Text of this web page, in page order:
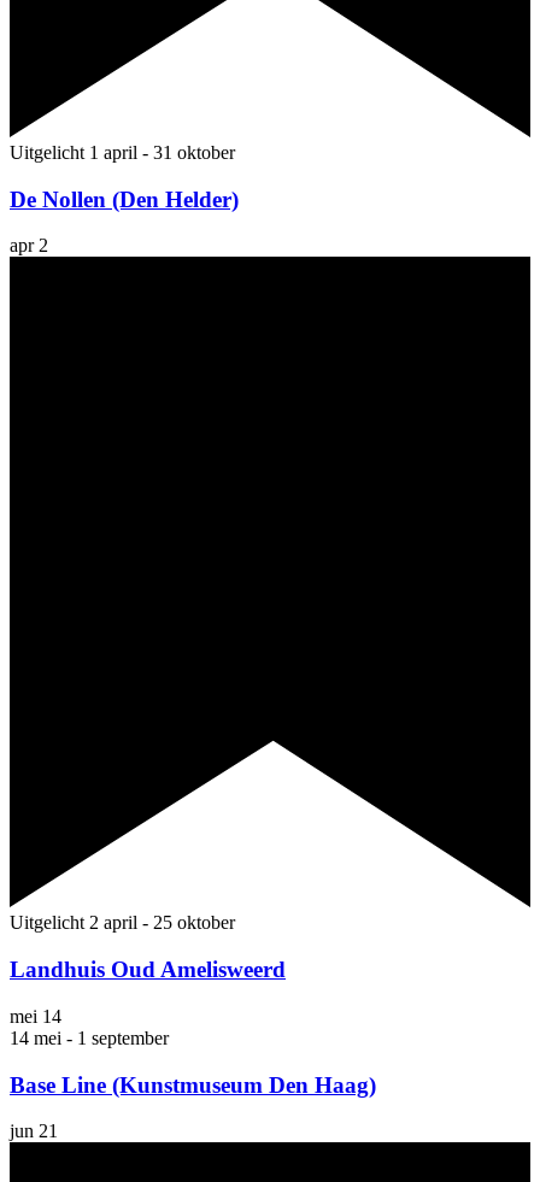
Uitgelicht 1 april - 31 oktober
De Nollen (Den Helder)
apr 2
Uitgelicht 2 april - 25 oktober
Landhuis Oud Amelisweerd
mei 14
14 mei - 1 september
Base Line (Kunstmuseum Den Haag)
jun 21